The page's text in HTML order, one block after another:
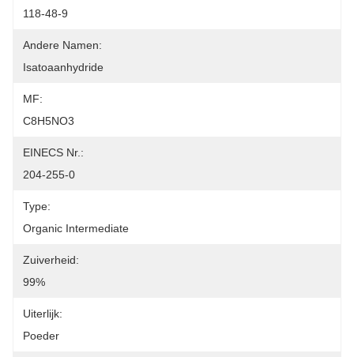
118-48-9
Andere Namen:
Isatoaanhydride
MF:
C8H5NO3
EINECS Nr.:
204-255-0
Type:
Organic Intermediate
Zuiverheid:
99%
Uiterlijk:
Poeder